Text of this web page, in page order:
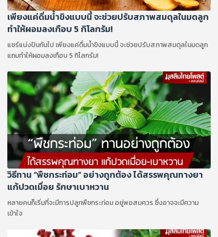
เพียงแค่ดื่มน้ำขิงแบบนี้ จะช่วยปรับสภาพสมดุลในมดลูก
ทำให้ผอมลงเกือบ 5 กิโลกรัม!
แชร์แบ่งปันกันไป เพียงแค่ดื่มน้ำขิงแบบนี้ จะช่วยปรับสภาพสมดุลในมดลูก
แถมทำให้ผอมลงเกือบ 5 กิโลกรัม!
วิธีทาน “พืชกระท่อม” อย่างถูกต้อง ได้สรรพคุณทางยา
แก้ปวดเมื่อย รักษาเบาหวาน
หลายคนก็เริ่มที่จะมีการปลูกพืชกระท่อม อยู่พอสมควร ซึ่งอาจจะมีความ
เข้าใจ